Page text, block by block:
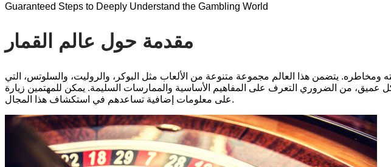
Guaranteed Steps to Deeply Understand the Gambling World
مقدمة حول عالم القمار
ومخاطره. يتضمن هذا العالم مجموعة متنوعة من الألعاب مثل البوكر، والروليت، والسلوتس، التي
على معلومات إضافية تساعدهم في استكشاف هذا المجال.